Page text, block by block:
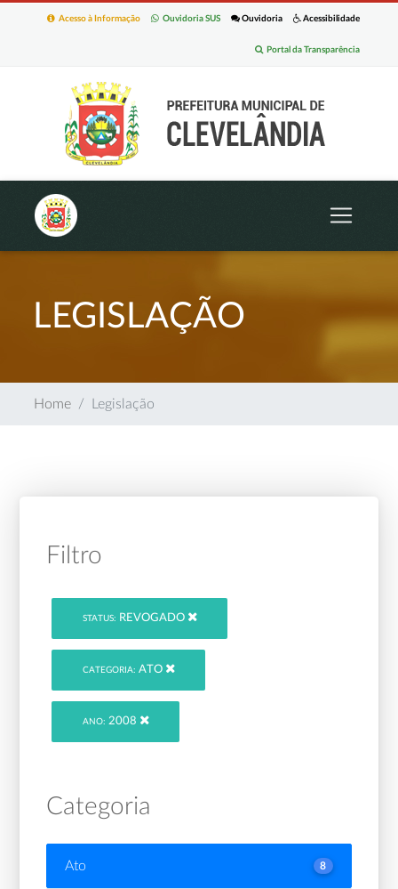
Acessibilidade
Ouvidoria
Ouvidoria SUS
Acesso à Informação
Portal da Transparência
LEGISLAÇÃO
Home Legislação
Filtro
STATUS: REVOGADO
CATEGORIA: ATO
ANO: 2008
Categoria
Ato 8